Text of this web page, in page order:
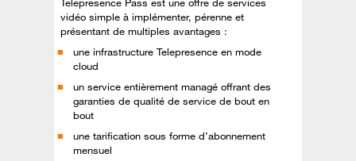
vidéo simple à implémenter, pérenne et
présentant de multiples avantages :
une infrastructure Telepresence en mode
cloud
un service entièrement managé offrant des
garanties de qualité de service de bout en
bout
une tarification sous forme d’abonnement
mensuel